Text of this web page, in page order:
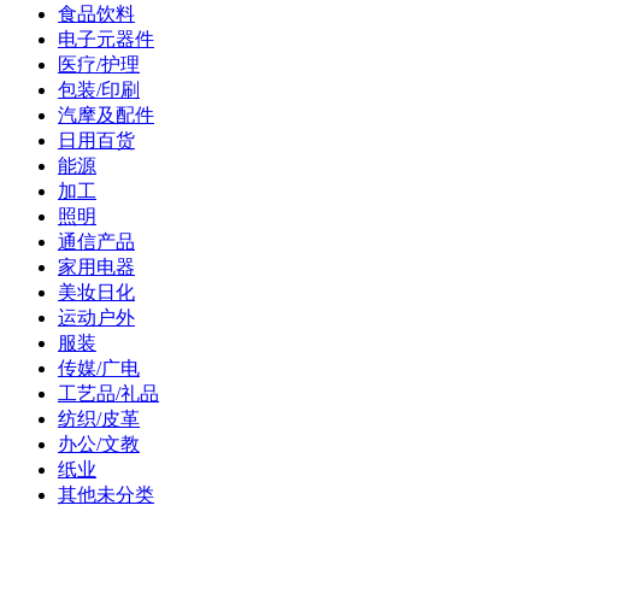
食品饮料
电子元器件
医疗/护理
包装/印刷
汽摩及配件
日用百货
能源
加工
照明
通信产品
家用电器
美妆日化
运动户外
服装
传媒/广电
工艺品/礼品
纺织/皮革
办公/文教
纸业
其他未分类